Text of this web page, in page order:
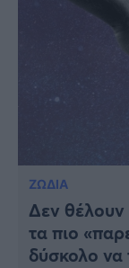
ΖΩΔΙΑ
Δεν θέλουν
τα πιο
δύσκολο να